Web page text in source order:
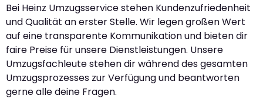
Bei Heinz Umzugsservice stehen Kundenzufriedenheit
und Qualität an erster Stelle. Wir legen großen Wert
auf eine transparente Kommunikation und bieten dir
faire Preise für unsere Dienstleistungen. Unsere
Umzugsfachleute stehen dir während des gesamten
Umzugsprozesses zur Verfügung und beantworten
gerne alle deine Fragen.